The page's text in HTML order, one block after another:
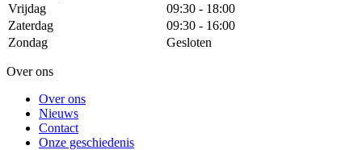
Vrijdag
09:30 - 18:00
Zaterdag
09:30 - 16:00
Zondag
Gesloten
Over ons
Over ons
Nieuws
Contact
Onze geschiedenis